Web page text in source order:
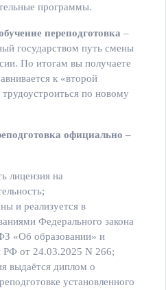
программы.
переподготовка –
государством путь смены
По итогам вы получаете
к «второй
по новому
официально –
лицензия на
и реализуется в
Федерального закона
«Об образовании» и
РФ от 24.03.2025 N 266;
выдаётся диплом о
установленного